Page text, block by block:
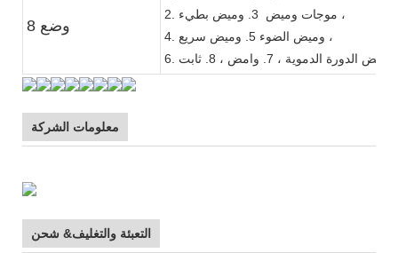
8 وضع
2. موجات وميض 3. وميض بطيء ،
4. وميض الضوء 5. وميض سريع ،
6. وميض الدورة الدموية ، 7. وامض ، 8. ثابت
معلومات الشركة
التعبئة والتغليف& شحن